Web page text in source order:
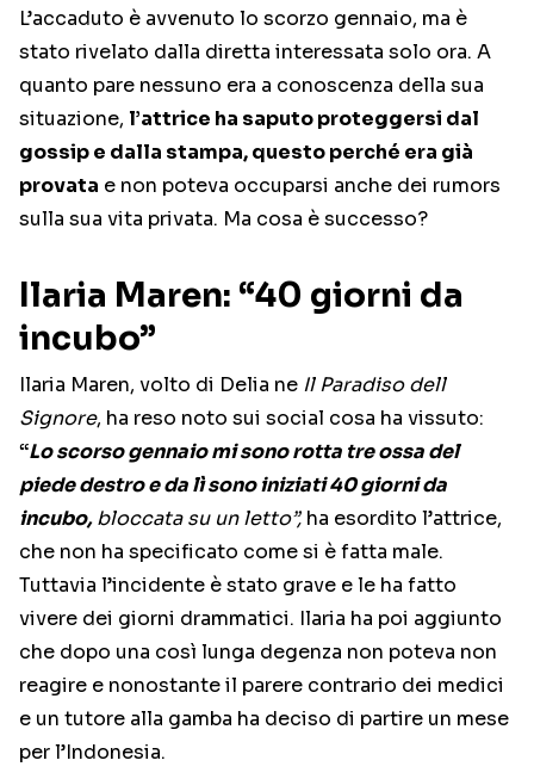
L’accaduto è avvenuto lo scorzo gennaio, ma è
stato rivelato dalla diretta interessata solo ora. A
quanto pare nessuno era a conoscenza della sua
situazione, l’attrice ha saputo proteggersi dal
gossip e dalla stampa, questo perché era già
provata e non poteva occuparsi anche dei rumors
sulla sua vita privata. Ma cosa è successo?
Ilaria Maren: “40 giorni da
incubo”
Ilaria Maren, volto di Delia ne Il Paradiso dell
Signore, ha reso noto sui social cosa ha vissuto:
“Lo scorso gennaio mi sono rotta tre ossa del
piede destro e da lì sono iniziati 40 giorni da
incubo,bloccata su un letto”, ha esordito l’attrice,
che non ha specificato come si è fatta male.
Tuttavia l’incidente è stato grave e le ha fatto
vivere dei giorni drammatici. Ilaria ha poi aggiunto
che dopo una così lunga degenza non poteva non
reagire e nonostante il parere contrario dei medici
e un tutore alla gamba ha deciso di partire un mese
per l’Indonesia.